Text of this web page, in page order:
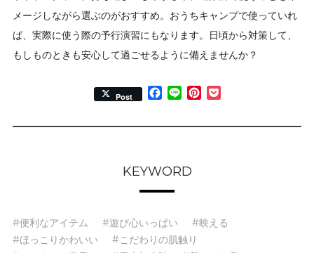
メージしながら選ぶのがおすすめ。おうちキャンプで使っていれ
ば、実際に使う際の予行演習にもなります。日頃から対策して、
もしものときも安心して過ごせるように備えませんか？
Post Facebook
Line Pinterest
KEYWORD
#便利なアイテム #遊び心いっぱい
#映える
#ほっこりかわいい
#こだわりの肌触り